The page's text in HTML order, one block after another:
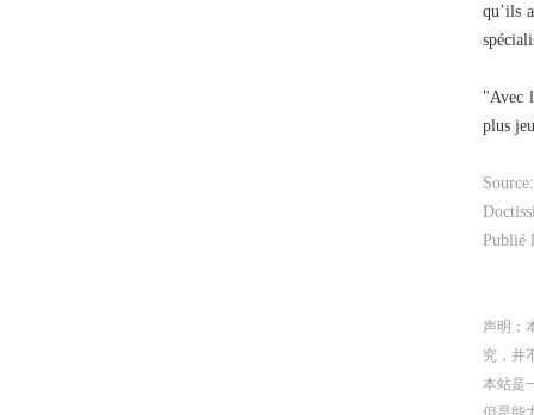
qu’ils
"Avec
plus
Source:
Publié
声明：
究，并
本站是